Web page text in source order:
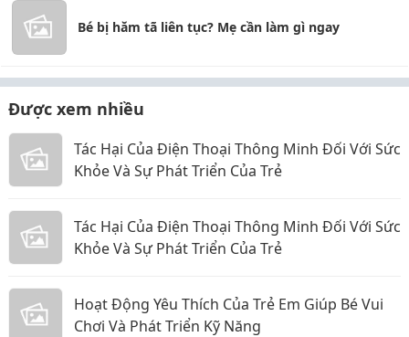
Bé bị hăm tã liên tục? Mẹ cần làm gì ngay
Được xem nhiều
Tác Hại Của Điện Thoại Thông Minh Đối Với Sức
Khỏe Và Sự Phát Triển Của Trẻ
Tác Hại Của Điện Thoại Thông Minh Đối Với Sức
Khỏe Và Sự Phát Triển Của Trẻ
Hoạt Động Yêu Thích Của Trẻ Em Giúp Bé Vui
Chơi Và Phát Triển Kỹ Năng